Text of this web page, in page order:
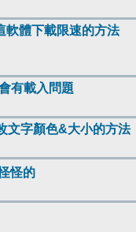
軟體下載限速的方法
有載入問題
文字顏色&大小的方法
怪的